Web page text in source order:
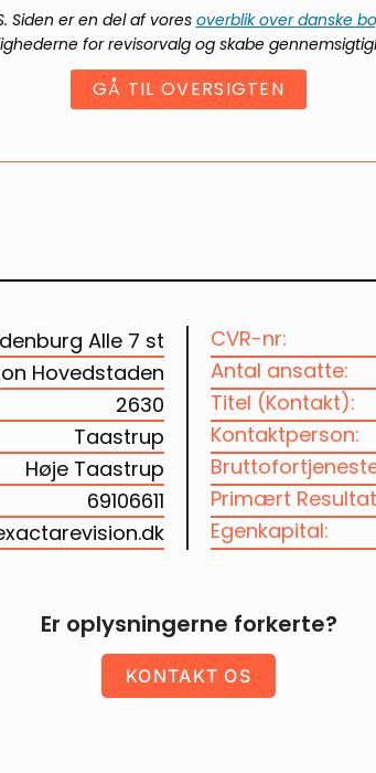
. Siden er en del af vores overblik over danske
for revisorvalg og skabe
GÅ TIL OVERSIGTEN
Alle 7 st
Hovedstaden
2630
Taastrup
Høje Taastrup
69106611
CVR-nr:
Antal ansatte:
Titel (Kontakt):
Kontaktperson:
Primært
Egenkapital:
Er oplysningerne forkerte?
KONTAKT OS